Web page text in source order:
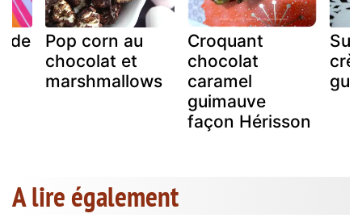
de
Pop corn au
chocolat et
marshmallows
Croquant
chocolat
caramel
guimauve
façon Hérisson
A lire également